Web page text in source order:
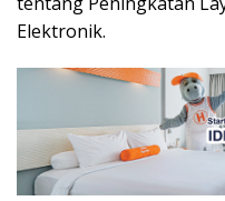
Elektronik.